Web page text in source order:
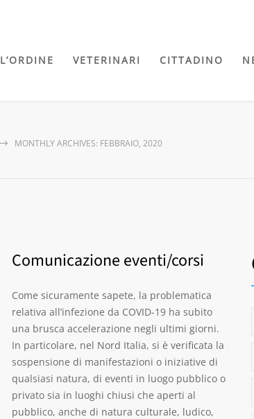
L’ORDINE VETERINARI CITTADINO
MONTHLY ARCHIVES: FEBBRAIO, 2020
Comunicazione eventi/corsi
Come sicuramente sapete, la problematica
relativa all’infezione da COVID-19 ha subito
una brusca accelerazione negli ultimi giorni.
In particolare, nel Nord Italia, si è verificata la
sospensione di manifestazioni o iniziative di
qualsiasi natura, di eventi in luogo pubblico o
privato sia in luoghi chiusi che aperti al
pubblico, anche di natura culturale, ludico,